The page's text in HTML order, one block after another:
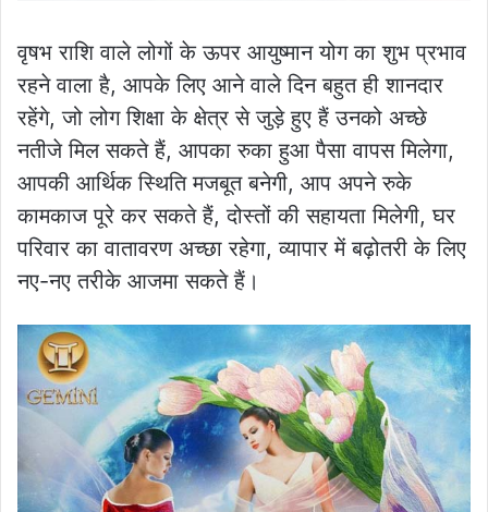
वृषभ राशि वाले लोगों के ऊपर आयुष्मान योग का शुभ प्रभाव
रहने वाला है, आपके लिए आने वाले दिन बहुत ही शानदार
रहेंगे, जो लोग शिक्षा के क्षेत्र से जुड़े हुए हैं उनको अच्छे
नतीजे मिल सकते हैं, आपका रुका हुआ पैसा वापस मिलेगा,
आपकी आर्थिक स्थिति मजबूत बनेगी, आप अपने रुके
कामकाज पूरे कर सकते हैं, दोस्तों की सहायता मिलेगी, घर
परिवार का वातावरण अच्छा रहेगा, व्यापार में बढ़ोतरी के लिए
नए-नए तरीके आजमा सकते हैं।